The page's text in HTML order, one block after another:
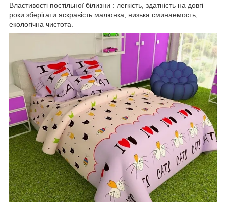
Властивості постільної білизни : легкість, здатність на довгі
роки зберігати яскравість малюнка, низька сминаемость,
екологічна чистота.